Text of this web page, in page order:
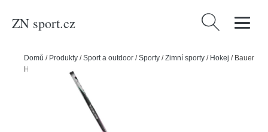
ZN sport.cz Vyhledávání
Domů / Produkty /Sport a outdoor /Sporty /Zimní sporty / Hokej / Bauer
Hokejka Bauer Proto2 Black S25 SR, Senior, 77, L, P28